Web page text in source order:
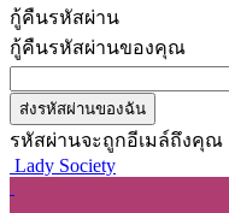
กู้คืนรหัสผ่าน
กู้คืนรหัสผ่านของคุณ
รหัสผ่านจะถูกอีเมล์ถึงคุณ
Lady Society